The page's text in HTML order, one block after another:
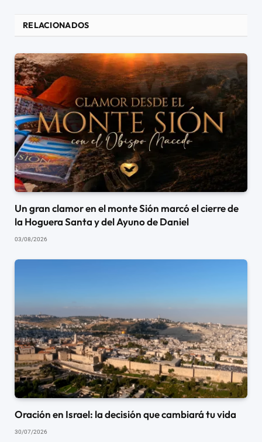
RELACIONADOS
Un gran clamor en el monte Sión marcó el cierre de
la Hoguera Santa y del Ayuno de Daniel
03/08/2026
Oración en Israel: la decisión que cambiará tu vida
30/07/2026